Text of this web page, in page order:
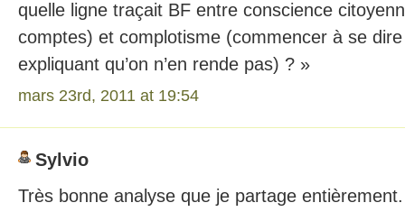
quelle ligne traçait BF entre conscience
comptes) et complotisme (commencer à se dire
expliquant qu’on n’en rende pas) ? »
mars 23rd, 2011 at 19:54
Sylvio
Très bonne analyse que je partage entièrement.